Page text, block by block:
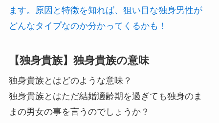
ます。原因と特徴を知れば、狙い目な独身男性が
どんなタイプなのか分かってくるかも！
【独身貴族】独身貴族の意味
独身貴族とはどのような意味？
独身貴族とはただ結婚適齢期を過ぎても独身のま
まの男女の事を言うのでしょうか？